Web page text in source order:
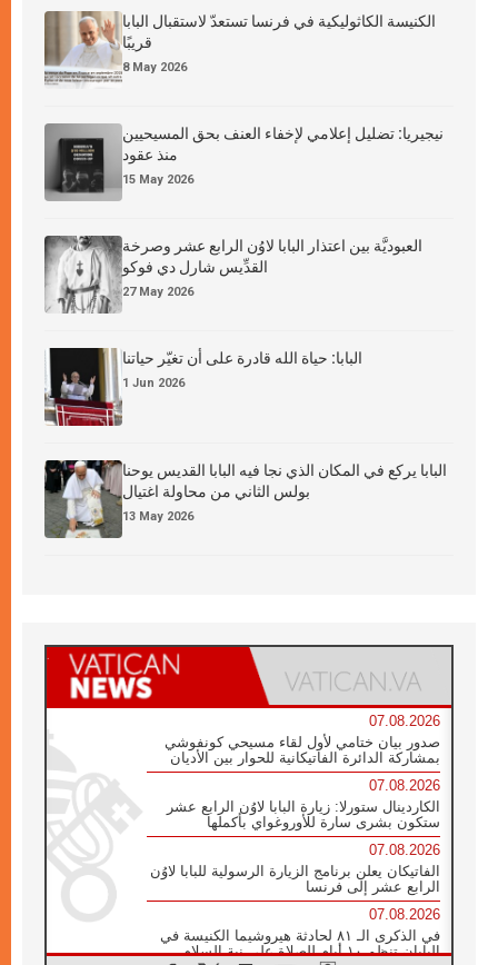
الكنيسة الكاثوليكية في فرنسا تستعدّ لاستقبال البابا
قريبًا
8 May 2026
نيجيريا: تضليل إعلامي لإخفاء العنف بحق المسيحيين
منذ عقود
15 May 2026
العبوديَّة بين اعتذار البابا لاوُن الرابع عشر وصرخة
القدِّيس شارل دي فوكو
27 May 2026
البابا: حياة الله قادرة على أن تغيّر حياتنا
1 Jun 2026
البابا يركع في المكان الذي نجا فيه البابا القديس يوحنا
بولس الثاني من محاولة اغتيال
13 May 2026
07.08.2026
صدور بيان ختامي لأول لقاء مسيحي كونفوشي
بمشاركة الدائرة الفاتيكانية للحوار بين الأديان
07.08.2026
الكاردينال ستورلا: زيارة البابا لاوُن الرابع عشر
ستكون بشرى سارة للأوروغواي بأكملها
07.08.2026
الفاتيكان يعلن برنامج الزيارة الرسولية للبابا لاوُن
الرابع عشر إلى فرنسا
07.08.2026
في الذكرى الـ ٨١ لحادثة هيروشيما الكنيسة في
اليابان تنظم ١٠ أيام للصلاة على نية السلام